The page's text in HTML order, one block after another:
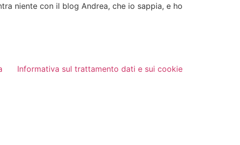
niente con il blog Andrea, che io sappia, e ho
Informativa sul trattamento dati e sui cookie